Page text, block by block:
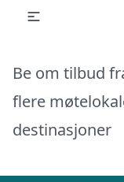
Be om tilbud
flere
destinasjoner
La
stedet
enten